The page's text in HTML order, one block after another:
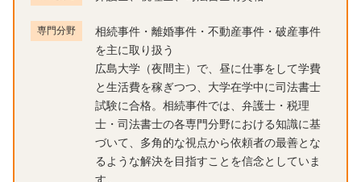
専門分野
相続事件・離婚事件・不動産事件・破産事件
を主に取り扱う
広島大学（夜間主）で、昼に仕事をして学費
と生活費を稼ぎつつ、大学在学中に司法書士
試験に合格。相続事件では、弁護士・税理
士・司法書士の各専門分野における知識に基
づいて、多角的な視点から依頼者の最善とな
るような解決を目指すことを信念としていま